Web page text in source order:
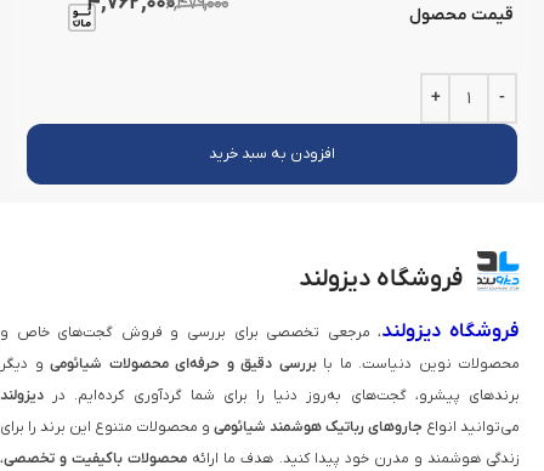
قیمت محصول
افزودن به سبد خرید
فروشگاه دیزولند
فروشگاه دیزولند، مرجعی تخصصی برای بررسی و فروش گجت‌های خاص و
محصولات نوین دنیاست. ما بابررسی دقیق و حرفه‌ای محصولات شیائومی و دیگر
برندهای پیشرو، گجت‌های به‌روز دنیا را برای شما گردآوری کرده‌ایم. در دیزولند
می‌توانید انواع جاروهای رباتیک هوشمند شیائومی و محصولات متنوع این برند را برای
زندگی هوشمند و مدرن خود پیدا کنید. هدف ما ارائه محصولات باکیفیت و تخصصی،